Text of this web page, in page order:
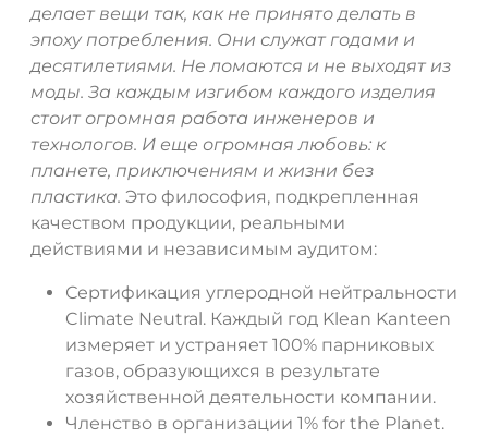
делает вещи так, как не принято делать в
эпоху потребления. Они служат годами и
десятилетиями. Не ломаются и не выходят из
моды. За каждым изгибом каждого изделия
стоит огромная работа инженеров и
технологов. И еще огромная любовь: к
планете, приключениям и жизни без
пластика. Это философия, подкрепленная
качеством продукции, реальными
действиями и независимым аудитом:
Сертификация углеродной нейтральности
Climate Neutral. Каждый год Klean Kanteen
измеряет и устраняет 100% парниковых
газов, образующихся в результате
хозяйственной деятельности компании.
Членство в организации 1% for the Planet.